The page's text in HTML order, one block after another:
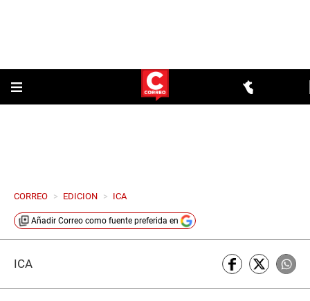
CORREO > EDICION > ICA
Añadir Correo como fuente preferida en
ICA